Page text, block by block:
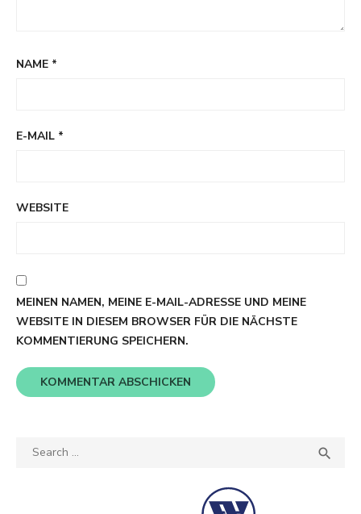
NAME *
E-MAIL *
WEBSITE
MEINEN NAMEN, MEINE E-MAIL-ADRESSE UND MEINE
WEBSITE IN DIESEM BROWSER FÜR DIE NÄCHSTE
KOMMENTIERUNG SPEICHERN.
Search
